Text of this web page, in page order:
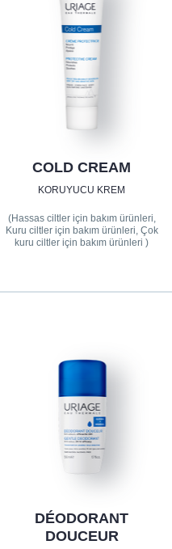
COLD CREAM
KORUYUCU KREM
(Hassas ciltler için bakım ürünleri,
Kuru ciltler için bakım ürünleri, Çok
kuru ciltler için bakım ürünleri )
DÉODORANT
DOUCEUR